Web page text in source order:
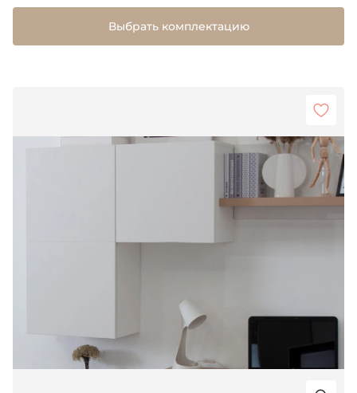
Выбрать комплектацию